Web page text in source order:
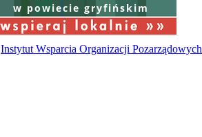
w powiecie gryfińskim
Instytut Wsparcia Organizacji Pozarządowych